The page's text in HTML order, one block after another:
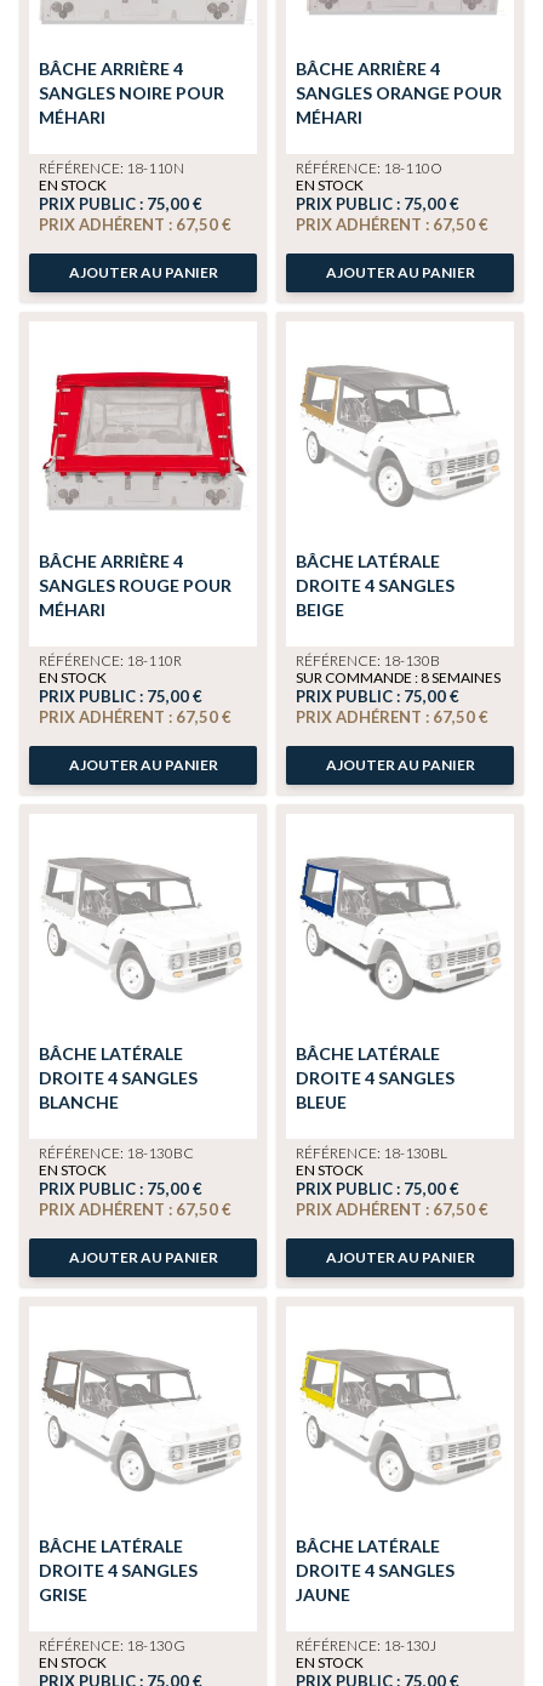
BÂCHE ARRIÈRE 4
SANGLES NOIRE POUR
MÉHARI
RÉFÉRENCE: 18-110N
EN STOCK
PRIX PUBLIC : 75,00 €
PRIX ADHÉRENT : 67,50 €
AJOUTER AU PANIER
BÂCHE ARRIÈRE 4
SANGLES ORANGE POUR
MÉHARI
RÉFÉRENCE: 18-110O
EN STOCK
PRIX PUBLIC : 75,00 €
PRIX ADHÉRENT : 67,50 €
AJOUTER AU PANIER
BÂCHE ARRIÈRE 4
SANGLES ROUGE POUR
MÉHARI
RÉFÉRENCE: 18-110R
EN STOCK
PRIX PUBLIC : 75,00 €
PRIX ADHÉRENT : 67,50 €
AJOUTER AU PANIER
BÂCHE LATÉRALE
DROITE 4 SANGLES
BEIGE
RÉFÉRENCE: 18-130B
SUR COMMANDE : 8 SEMAINES
PRIX PUBLIC : 75,00 €
PRIX ADHÉRENT : 67,50 €
AJOUTER AU PANIER
BÂCHE LATÉRALE
DROITE 4 SANGLES
BLANCHE
RÉFÉRENCE: 18-130BC
EN STOCK
PRIX PUBLIC : 75,00 €
PRIX ADHÉRENT : 67,50 €
AJOUTER AU PANIER
BÂCHE LATÉRALE
DROITE 4 SANGLES
BLEUE
RÉFÉRENCE: 18-130BL
EN STOCK
PRIX PUBLIC : 75,00 €
PRIX ADHÉRENT : 67,50 €
AJOUTER AU PANIER
BÂCHE LATÉRALE
DROITE 4 SANGLES
GRISE
RÉFÉRENCE: 18-130G
EN STOCK
PRIX PUBLIC : 75,00 €
BÂCHE LATÉRALE
DROITE 4 SANGLES
JAUNE
RÉFÉRENCE: 18-130J
EN STOCK
PRIX PUBLIC : 75,00 €